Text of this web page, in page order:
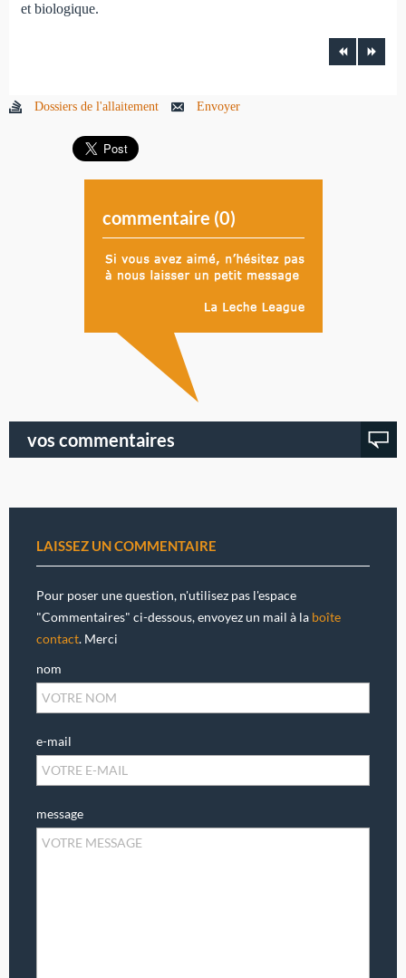
et biologique.
Dossiers de l'allaitement Envoyer
commentaire (0)
vos commentaires
LAISSEZ UN COMMENTAIRE
Pour poser une question, n'utilisez pas l'espace
"Commentaires" ci-dessous, envoyez un mail à la boîte
contact. Merci
nom
e-mail
message